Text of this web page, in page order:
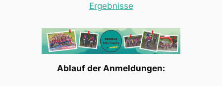
Ergebnisse
Ablauf der Anmeldungen: